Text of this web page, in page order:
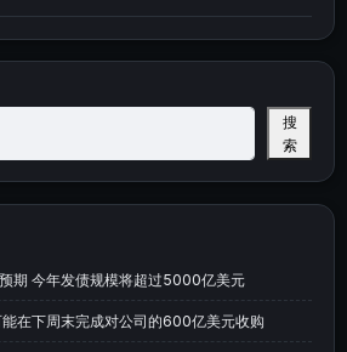
搜
索
期 今年发债规模将超过5000亿美元
在下周末完成对公司的600亿美元收购